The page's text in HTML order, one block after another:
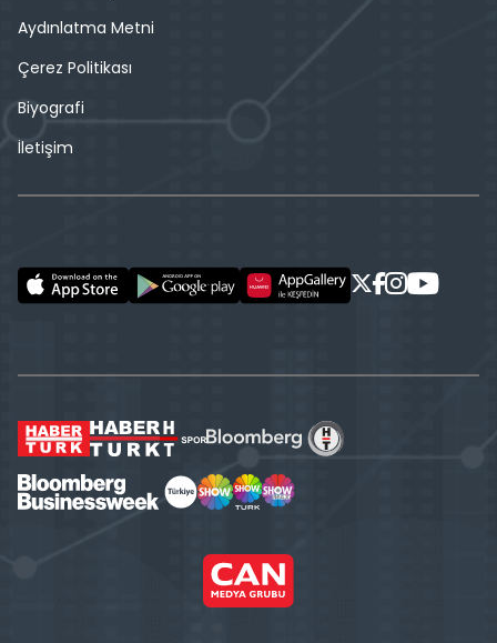
Aydınlatma Metni
Çerez Politikası
Biyografi
İletişim